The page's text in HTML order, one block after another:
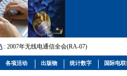
: 2007年无线电通信全会(RA-07)
各项活动 出版物 统计数字 国际电